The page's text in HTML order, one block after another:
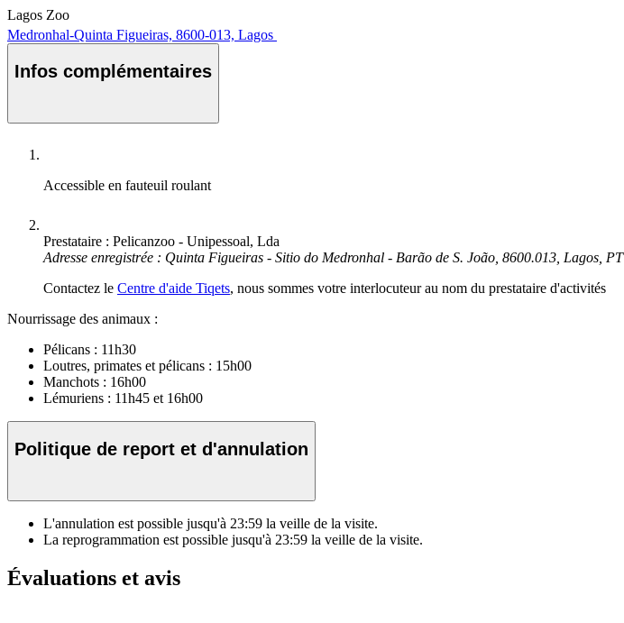
Lagos Zoo
Medronhal-Quinta Figueiras, 8600-013, Lagos
Infos complémentaires
Accessible en fauteuil roulant
Prestataire : Pelicanzoo - Unipessoal, Lda
Adresse enregistrée : Quinta Figueiras - Sitio do Medronhal - Barão de S. João, 8600.013, Lagos, PT
Contactez le Centre d'aide Tiqets, nous sommes votre interlocuteur au nom du prestataire d'activités
Nourrissage des animaux :
Pélicans : 11h30
Loutres, primates et pélicans : 15h00
Manchots : 16h00
Lémuriens : 11h45 et 16h00
Politique de report et d'annulation
L'annulation est possible jusqu'à 23:59 la veille de la visite.
La reprogrammation est possible jusqu'à 23:59 la veille de la visite.
Évaluations et avis